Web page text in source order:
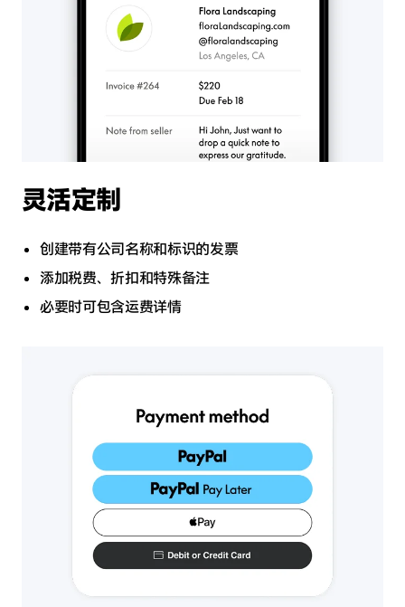
灵活定制
创建带有公司名称和标识的发票
添加税费、折扣和特殊备注
必要时可包含运费详情